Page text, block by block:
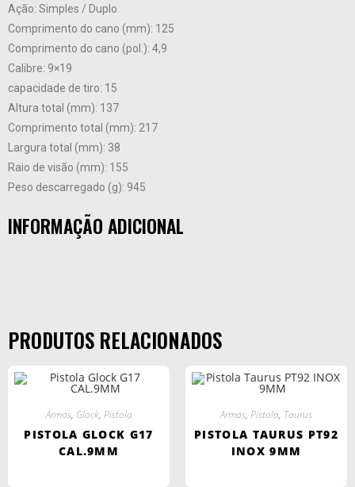
Ação: Simples / Duplo
Comprimento do cano (mm): 125
Comprimento do cano (pol.): 4,9
Calibre: 9×19
capacidade de tiro: 15
Altura total (mm): 137
Comprimento total (mm): 217
Largura total (mm): 38
Raio de visão (mm): 155
Peso descarregado (g): 945
INFORMAÇÃO ADICIONAL
PRODUTOS RELACIONADOS
Armas, Glock, Pistola
PISTOLA GLOCK G17
CAL.9MM
Armas, Pistola, Taurus
PISTOLA TAURUS PT92
INOX 9MM